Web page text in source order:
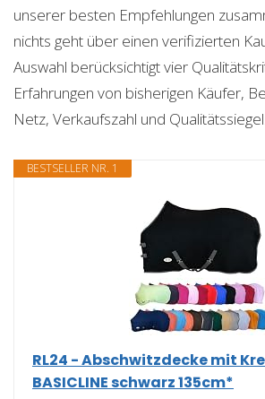
unserer besten Empfehlungen
nichts geht über einen verifizierten
Auswahl berücksichtigt vier
Erfahrungen von bisherigen Käufer,
Netz, Verkaufszahl und Qualitätssiegel.
BESTSELLER NR. 1
RL24 - Abschwitzdecke mit
BASICLINE schwarz 135cm*